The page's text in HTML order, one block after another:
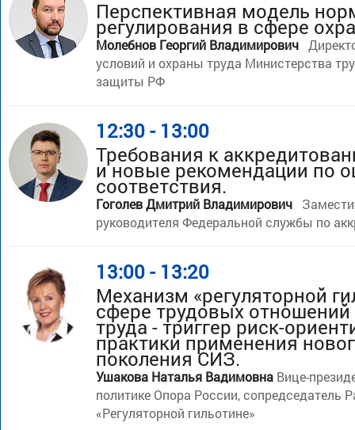
Перспективная модель
регулирования в сфере
Молебнов Георгий Владимирович
условий и охраны труда Министерства
защиты РФ
12:30 - 13:00
Требования к
и новые рекомендации по
соответствия.
Гоголев Дмитрий Владимирович
руководителя Федеральной службы по
13:00 - 13:20
Механизм «регуляторной
сфере трудовых
труда - триггер риск-
практики применения
поколения СИЗ.
Ушакова Наталья Вадимовна Вице-
политике Опора России, сопредседатель
«Регуляторной гильотине»